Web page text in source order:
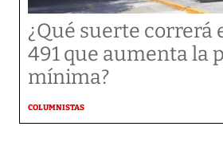
¿Qué suerte correrá
491 que aumenta la
mínima?
COLUMNISTAS